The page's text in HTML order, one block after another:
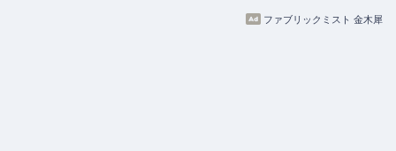
ファブリックミスト 金木犀